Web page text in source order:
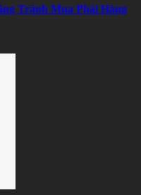
Tránh Mua Phải Hàng